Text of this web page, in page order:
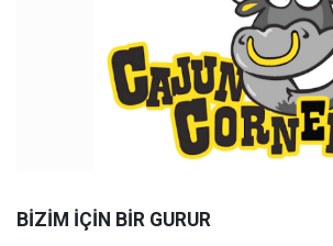
BİZİM İÇİN BİR GURUR